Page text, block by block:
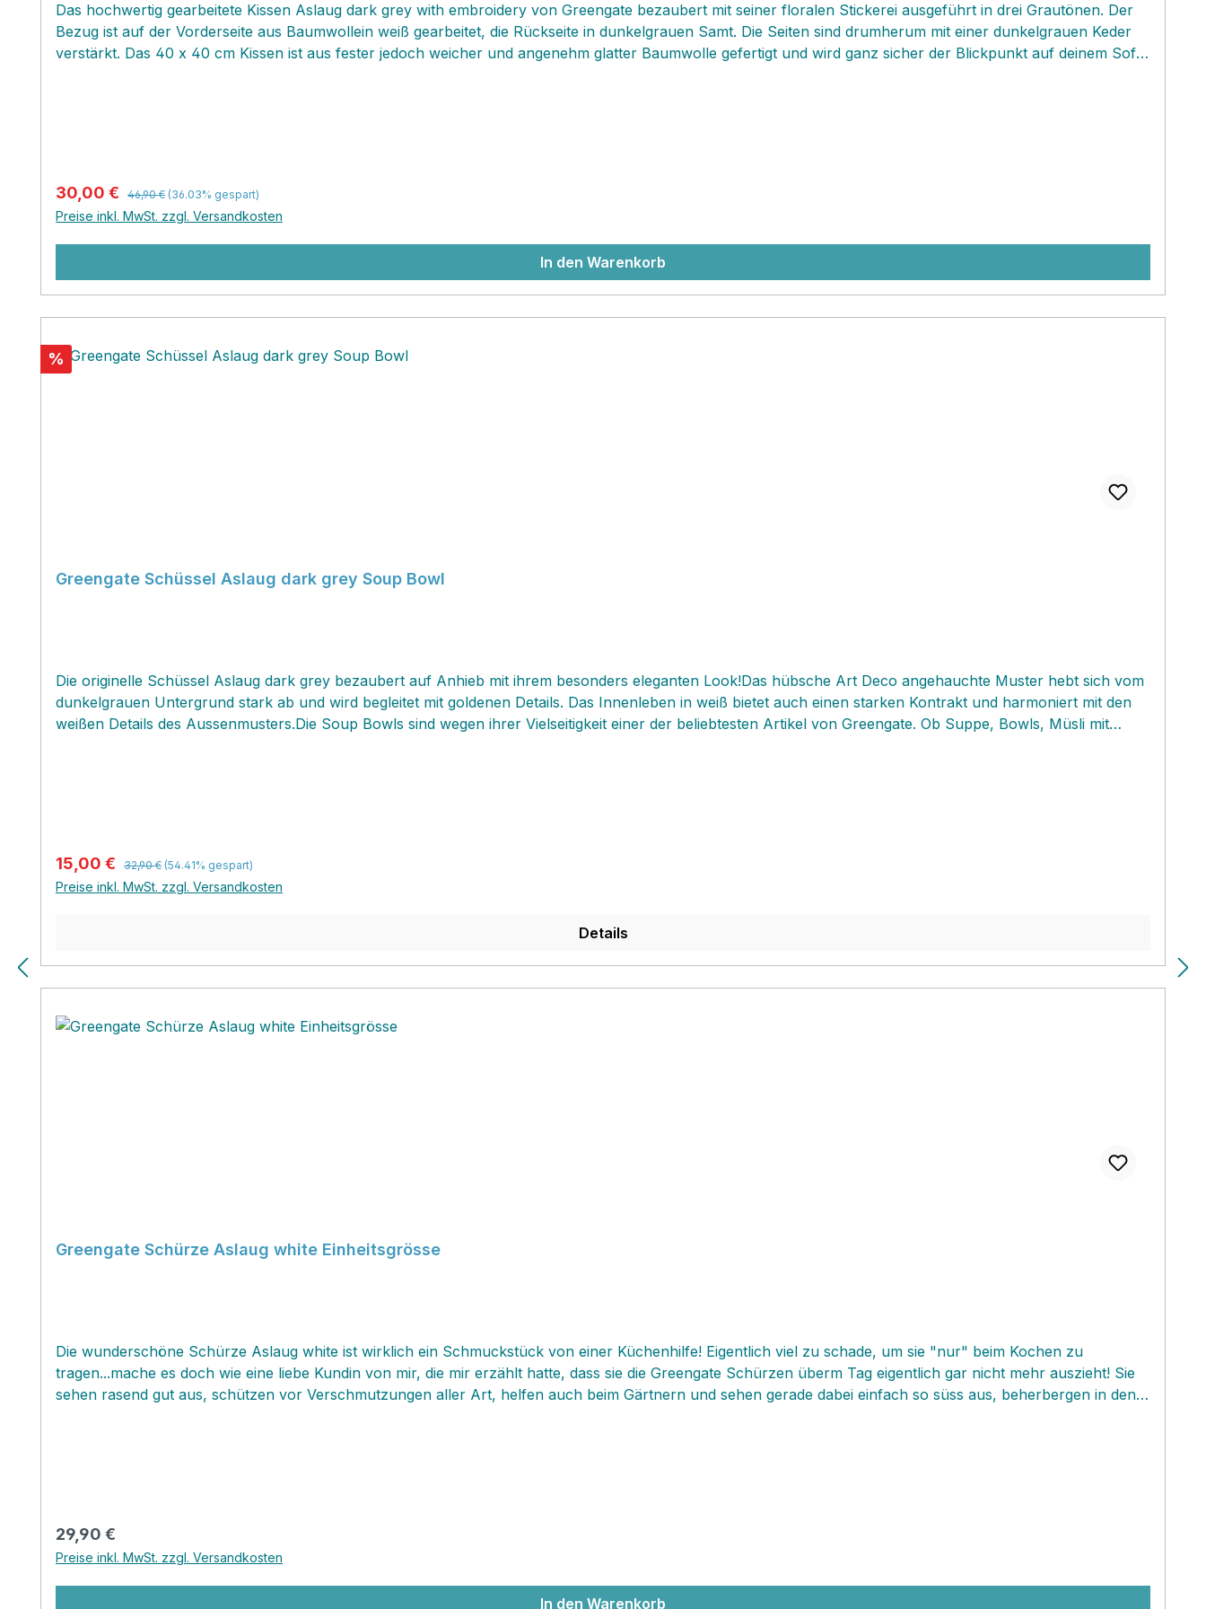
Das hochwertig gearbeitete Kissen Aslaug dark grey with embroidery von Greengate bezaubert mit seiner floralen Stickerei ausgeführt in drei Grautönen. Der
Bezug ist auf der Vorderseite aus Baumwollein weiß gearbeitet, die Rückseite in dunkelgrauen Samt. Die Seiten sind drumherum mit einer dunkelgrauen Keder
verstärkt. Das 40 x 40 cm Kissen ist aus fester jedoch weicher und angenehm glatter Baumwolle gefertigt und wird ganz sicher der Blickpunkt auf deinem Sofa
Verkaufspreis:
30,00 € Regulärer Preis:
46,90 € (36.03% gespart)
Preise inkl. MwSt. zzgl. Versandkosten
In den Warenkorb
Rabatt
%
Greengate Schüssel Aslaug dark grey Soup Bowl
Die originelle Schüssel Aslaug dark grey bezaubert auf Anhieb mit ihrem besonders eleganten Look!Das hübsche Art Deco angehauchte Muster hebt sich vom
dunkelgrauen Untergrund stark ab und wird begleitet mit goldenen Details. Das Innenleben in weiß bietet auch einen starken Kontrakt und harmoniert mit den
weißen Details des Aussenmusters.Die Soup Bowls sind wegen ihrer Vielseitigkeit einer der beliebtesten Artikel von Greengate. Ob Suppe, Bowls, Müsli mit
Verkaufspreis:
15,00 € Regulärer Preis:
32,90 € (54.41% gespart)
Preise inkl. MwSt. zzgl. Versandkosten
Details
Greengate Schürze Aslaug white Einheitsgrösse
Die wunderschöne Schürze Aslaug white ist wirklich ein Schmuckstück von einer Küchenhilfe! Eigentlich viel zu schade, um sie "nur" beim Kochen zu
tragen...mache es doch wie eine liebe Kundin von mir, die mir erzählt hatte, dass sie die Greengate Schürzen überm Tag eigentlich gar nicht mehr auszieht! Sie
sehen rasend gut aus, schützen vor Verschmutzungen aller Art, helfen auch beim Gärtnern und sehen gerade dabei einfach so süss aus, beherbergen in den
Regulärer Preis:
29,90 €
Preise inkl. MwSt. zzgl. Versandkosten
In den Warenkorb